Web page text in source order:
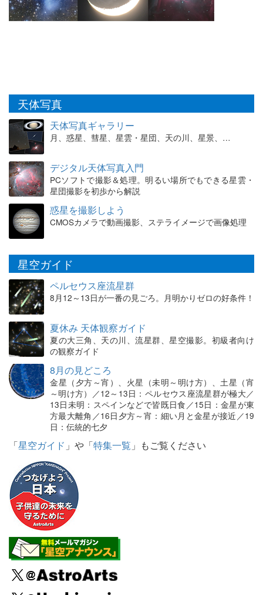
天体写真
天体写真ギャラリー
月、惑星、彗星、星雲・星団、天の川、星景、…
デジタル天体写真入門
PCソフトで撮影＆処理。明るい場所でもできる星雲・
星団撮影を初歩から解説
惑星を撮影しよう
CMOSカメラで動画撮影、ステライメージで画像処理
星空ガイド
ペルセウス座流星群
8月12～13日が一番の見ごろ。月明かりゼロの好条件！
夏休み 天体観察ガイド
夏の大三角、天の川、流星群、星空撮影。初級者向け
の観察ガイド
8月の見どころ
金星（夕方～宵）、火星（未明～明け方）、土星（宵
～明け方）／12～13日：ペルセウス座流星群が極大／
13日未明：スペインなどで皆既日食／15日：金星が東
方最大離角／16日夕方～宵：細い月と金星が接近／19
日：伝統的七夕
「星空ガイド 」や「特集一覧 」もご覧ください